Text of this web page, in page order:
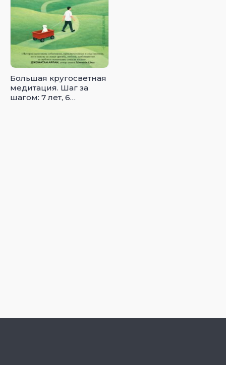
Большая кругосветная
медитация. Шаг за
шагом: 7 лет, 6